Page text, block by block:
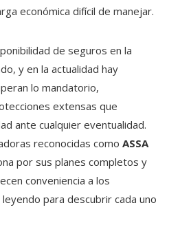
económica difícil de manejar.
de seguros en la
y en la actualidad hay
lo mandatorio,
extensas que
ante cualquier eventualidad.
reconocidas como ASSA
por sus planes completos y
conveniencia a los
para descubrir cada uno